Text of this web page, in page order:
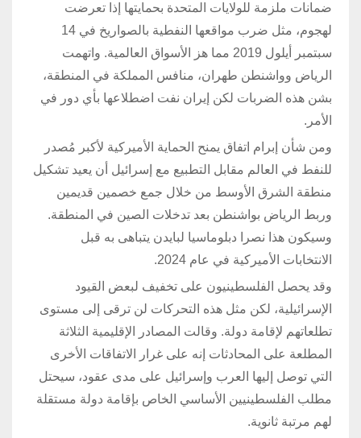
ضمانات ملزمة للولايات المتحدة بحمايتها إذا تعرضت
لهجوم، مثل ضرب مواقعها النفطية بالصواريخ في 14
سبتمبر أيلول 2019 مما هز الأسواق العالمية. واتهمت
الرياض وواشنطن طهران، منافس المملكة في المنطقة،
بشن هذه الضربات لكن إيران نفت اضطلاعها بأي دور في
الأمر.
ومن شأن إبرام اتفاق يمنح الحماية الأميركية لأكبر مُصدر
للنفط في العالم مقابل التطبيع مع إسرائيل أن يعيد تشكيل
منطقة الشرق الأوسط من خلال جمع خصمين قديمين
وربط الرياض بواشنطن بعد تدخلات الصين في المنطقة.
وسيكون هذا نصرا دبلوماسيا لبايدن يتباهى به قبل
الانتخابات الأميركية في عام 2024.
وقد يحصل الفلسطينيون على تخفيف لبعض القيود
الإسرائيلية، لكن مثل هذه التحركات لن ترقى إلى مستوى
تطلعاتهم لإقامة دولة. وقالت المصادر الإقليمية الثلاثة
المطلعة على المحادثات إنه على غرار الاتفاقات الأخرى
التي توصل إليها العرب وإسرائيل على مدى عقود، سيحتل
مطلب الفلسطينيين الأساسي الخاص بإقامة دولة مستقلة
لهم مرتبة ثانوية.